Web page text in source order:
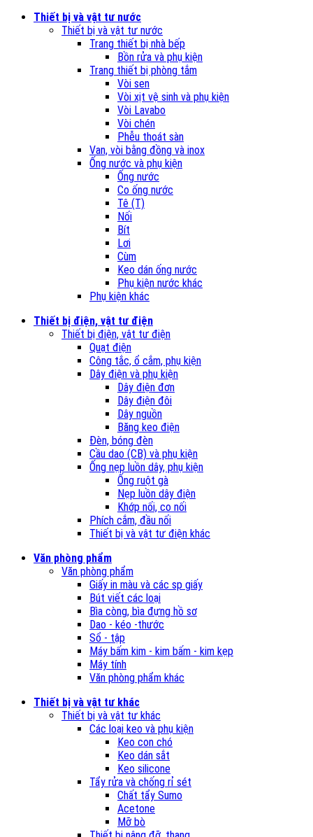
Thiết bị và vật tư nước
Thiết bị và vật tư nước
Trang thiết bị nhà bếp
Bồn rửa và phụ kiện
Trang thiết bị phòng tắm
Vòi sen
Vòi xịt vệ sinh và phụ kiện
Vòi Lavabo
Vòi chén
Phễu thoát sàn
Van, vòi bằng đồng và inox
Ống nước và phụ kiện
Ống nước
Co ống nước
Tê (T)
Nối
Bít
Lơi
Cùm
Keo dán ống nước
Phụ kiện nước khác
Phụ kiện khác
Thiết bị điện, vật tư điện
Thiết bị điện, vật tư điện
Quạt điện
Công tắc, ổ cắm, phụ kiện
Dây điện và phụ kiện
Dây điện đơn
Dây điện đôi
Dây nguồn
Băng keo điện
Đèn, bóng đèn
Cầu dao (CB) và phụ kiện
Ống nẹp luồn dây, phụ kiện
Ống ruột gà
Nẹp luồn dây điện
Khớp nối, co nối
Phích cắm, đầu nối
Thiết bị và vật tư điện khác
Văn phòng phẩm
Văn phòng phẩm
Giấy in màu và các sp giấy
Bút viết các loại
Bìa còng, bìa đựng hồ sơ
Dao - kéo -thước
Sổ - tập
Máy bấm kim - kim bấm - kim kẹp
Máy tính
Văn phòng phẩm khác
Thiết bị và vật tư khác
Thiết bị và vật tư khác
Các loại keo và phụ kiện
Keo con chó
Keo dán sắt
Keo silicone
Tẩy rửa và chống rỉ sét
Chất tẩy Sumo
Acetone
Mỡ bò